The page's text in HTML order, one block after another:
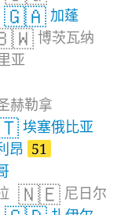
🇬🇦 加蓬
博茨瓦纳
亚
赫勒拿
埃塞俄比亚
昂 51
🇳🇪 尼日尔